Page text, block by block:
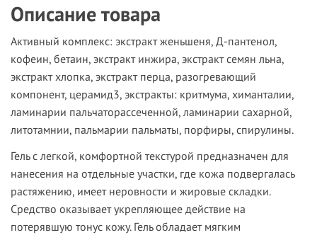
Описание товара
Активный комплекс: экстракт женьшеня, Д-пантенол,
кофеин, бетаин, экстракт инжира, экстракт семян льна,
экстракт хлопка, экстракт перца, разогревающий
компонент, церамид3, экстракты: критмума, химанталии,
ламинарии пальчаторассеченной, ламинарии сахарной,
литотамнии, пальмарии пальматы, порфиры, спирулины.
Гель с легкой, комфортной текстурой предназначен для
нанесения на отдельные участки, где кожа подвергалась
растяжению, имеет неровности и жировые складки.
Средство оказывает укрепляющее действие на
потерявшую тонус кожу. Гель обладает мягким